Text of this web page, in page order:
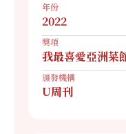
年份
2022
獎項
我最喜愛亞洲菜
頒發機構
U周刊